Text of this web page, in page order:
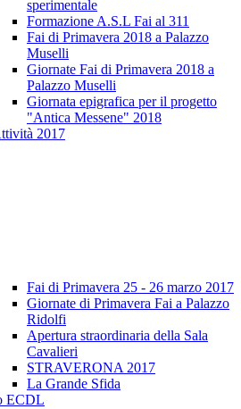
sperimentale
Formazione A.S.L Fai al 311
Fai di Primavera 2018 a Palazzo
Muselli
Giornate Fai di Primavera 2018 a
Palazzo Muselli
Giornata epigrafica per il progetto
"Antica Messene" 2018
2017
Fai di Primavera 25 - 26 marzo 2017
Giornate di Primavera Fai a Palazzo
Ridolfi
Apertura straordinaria della Sala
Cavalieri
STRAVERONA 2017
La Grande Sfida
ECDL